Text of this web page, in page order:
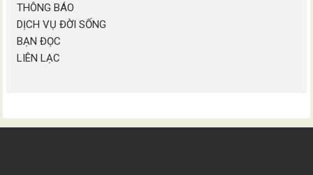
THÔNG BÁO
DỊCH VỤ ĐỜI SỐNG
BẠN ĐỌC
LIÊN LẠC